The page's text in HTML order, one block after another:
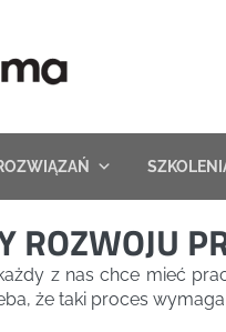
ROZWOJU
z nas chce mieć
że taki proces